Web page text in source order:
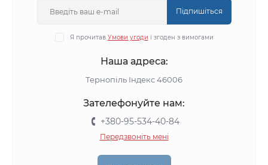
Підпишіться
Я прочитав Умови угоди і згоден з вимогами
Наша адреса:
Тернопіль Індекс 46006
Зателефонуйте нам:
+380-95-534-40-84
Передзвоніть мені